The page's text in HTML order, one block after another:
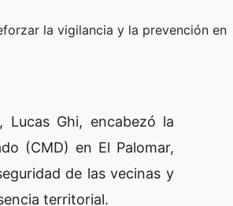
la vigilancia y la prevención en
Ghi, encabezó la
(CMD) en El Palomar,
de las vecinas y
territorial.